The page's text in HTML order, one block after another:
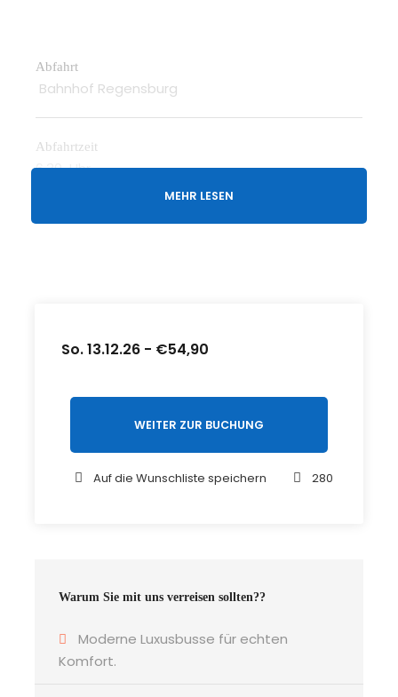
So. 13.12.26 - €54,90
WEITER ZUR BUCHUNG
Auf die Wunschliste speichern 280
Warum Sie mit uns verreisen sollten??
Moderne Luxusbusse für echten
Komfort.
Abfahrt
Bahnhof Regensburg
Abfahrtzeit
6.30 Uhr
MEHR LESEN